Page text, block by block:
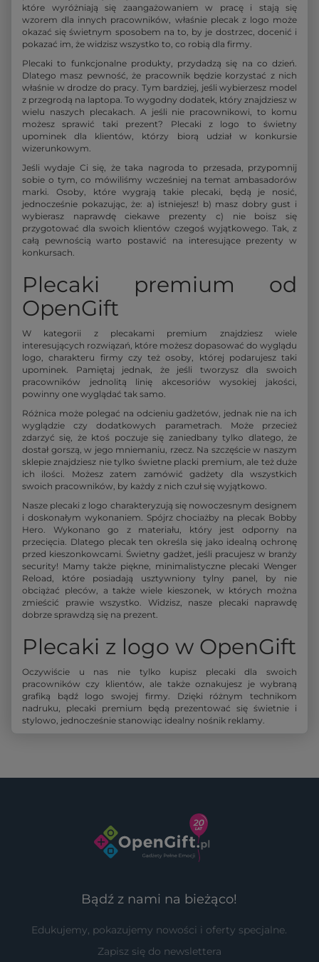
które wyróżniają się zaangażowaniem w pracę i stają się
wzorem dla innych pracowników, właśnie plecak z logo może
okazać się świetnym sposobem na to, by je dostrzec, docenić i
pokazać im, że widzisz wszystko to, co robią dla firmy.
Plecaki to funkcjonalne produkty, przydadzą się na co dzień.
Dlatego masz pewność, że pracownik będzie korzystać z nich
właśnie w drodze do pracy. Tym bardziej, jeśli wybierzesz model
z przegrodą na laptopa. To wygodny dodatek, który znajdziesz w
wielu naszych plecakach. A jeśli nie pracownikowi, to komu
możesz sprawić taki prezent? Plecaki z logo to świetny
upominek dla klientów, którzy biorą udział w konkursie
wizerunkowym.
Jeśli wydaje Ci się, że taka nagroda to przesada, przypomnij
sobie o tym, co mówiliśmy wcześniej na temat ambasadorów
marki. Osoby, które wygrają takie plecaki, będą je nosić,
jednocześnie pokazując, że: a) istniejesz! b) masz dobry gust i
wybierasz naprawdę ciekawe prezenty c) nie boisz się
przygotować dla swoich klientów czegoś wyjątkowego. Tak, z
całą pewnością warto postawić na interesujące prezenty w
konkursach.
Plecaki premium od
OpenGift
W kategorii z plecakami premium znajdziesz wiele
interesujących rozwiązań, które możesz dopasować do wyglądu
logo, charakteru firmy czy też osoby, której podarujesz taki
upominek. Pamiętaj jednak, że jeśli tworzysz dla swoich
pracowników jednolitą linię akcesoriów wysokiej jakości,
powinny one wyglądać tak samo.
Różnica może polegać na odcieniu gadżetów, jednak nie na ich
wyglądzie czy dodatkowych parametrach. Może przecież
zdarzyć się, że ktoś poczuje się zaniedbany tylko dlatego, że
dostał gorszą, w jego mniemaniu, rzecz. Na szczęście w naszym
sklepie znajdziesz nie tylko świetne placki premium, ale też duże
ich ilości. Możesz zatem zamówić gadżety dla wszystkich
swoich pracowników, by każdy z nich czuł się wyjątkowo.
Nasze plecaki z logo charakteryzują się nowoczesnym designem
i doskonałym wykonaniem. Spójrz chociażby na plecak Bobby
Hero. Wykonano go z materiału, który jest odporny na
przecięcia. Dlatego plecak ten określa się jako idealną ochronę
przed kieszonkowcami. Świetny gadżet, jeśli pracujesz w branży
security! Mamy także piękne, minimalistyczne plecaki Wenger
Reload, które posiadają usztywniony tylny panel, by nie
obciążać pleców, a także wiele kieszonek, w których można
zmieścić prawie wszystko. Widzisz, nasze plecaki naprawdę
dobrze sprawdzą się na prezent.
Plecaki z logo w OpenGift
Oczywiście u nas nie tylko kupisz plecaki dla swoich
pracowników czy klientów, ale także oznakujesz je wybraną
grafiką bądź logo swojej firmy. Dzięki różnym technikom
nadruku, plecaki premium będą prezentować się świetnie i
stylowo, jednocześnie stanowiąc idealny nośnik reklamy.
Bądź z nami na bieżąco!
Edukujemy, pokazujemy nowości i oferty specjalne.
Zapisz się do newslettera